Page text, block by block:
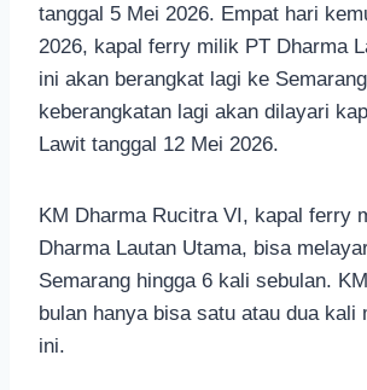
tanggal 5 Mei 2026. Empat hari
2026, kapal ferry milik PT Dharma
ini akan berangkat lagi ke
keberangkatan lagi akan dilayari
Lawit tanggal 12 Mei 2026.
KM Dharma Rucitra VI, kapal ferry
Dharma Lautan Utama, bisa
Semarang hingga 6 kali sebulan.
bulan hanya bisa satu atau dua kali
ini.